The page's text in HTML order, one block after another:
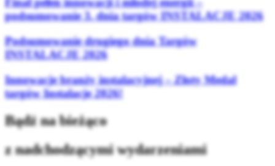
podsumowanie 3. dnia targów INSTALACJE 2026
Podsumowanie drugiego dnia Targów
INSTALACJE 2026
Innowacje branży instalacyjnej – Złoty Medal
targów Instalacje 2026!
Bądź na bieżąco
z nadchodzącymi wydarzeniami